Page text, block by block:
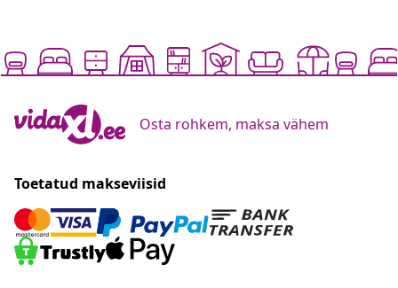
Osta rohkem, maksa vähem
Toetatud makseviisid